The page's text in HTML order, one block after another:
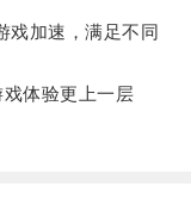
加速，满足不同
体验更上一层